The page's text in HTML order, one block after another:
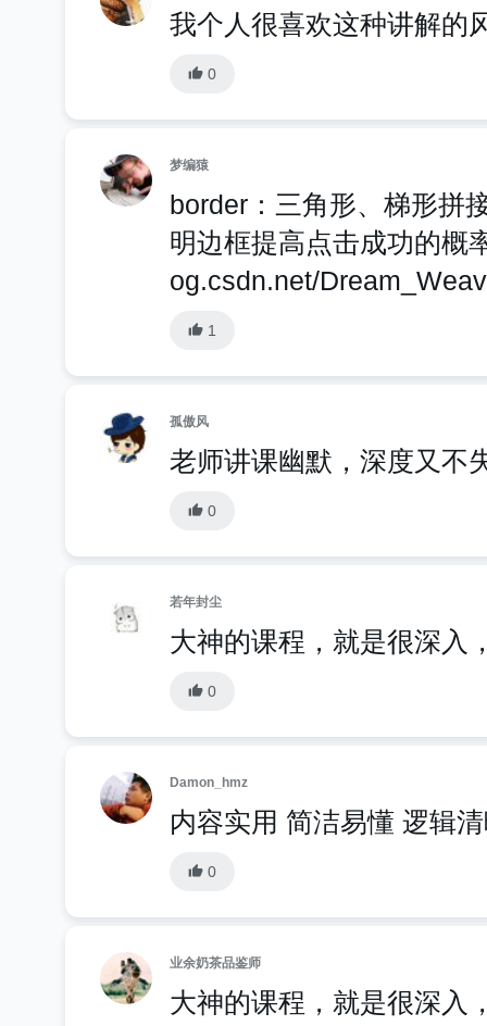
我个人很喜欢这种讲解的
0
梦编猿
border：三角形、梯形拼
明边框提高点击成功的概
og.csdn.net/
1
孤傲风
老师讲课幽默，深度又不
0
若年封尘
大神的课程，就是很深入
0
Damon_hmz
内容实用 简洁易懂 逻辑
0
业余奶茶品鉴师
大神的课程，就是很深入